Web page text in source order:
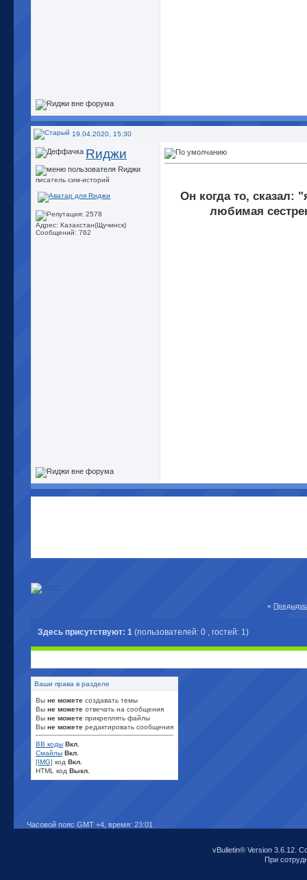
19.04.2020, 15:30
Rиджи
писатель сим-историй
Адрес: Казахстан(Щучинск)
Сообщений: 762
Он когда то, сказал:
любимая
«
Здесь присутствуют: 1 (пользователей: 0 , гостей: 1)
Ваши права в разделе
Вы не можете создавать темы
Вы не можете отвечать на сообщения
Вы не можете прикреплять файлы
Вы не можете редактировать сообщения
BB коды Вкл.
Смайлы Вкл.
[IMG] код Вкл.
HTML код Выкл.
Часовой пояс GMT +4, время: 23:01
vBulletin® Version 3.6.12.
При